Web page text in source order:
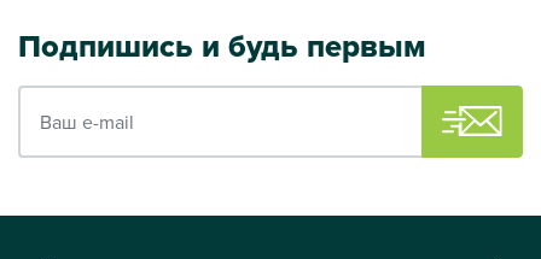
Подпишись и будь первым
Ваш e-mail